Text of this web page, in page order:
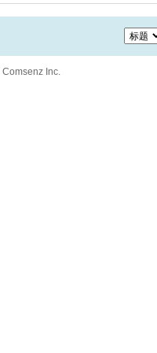
Comsenz Inc.